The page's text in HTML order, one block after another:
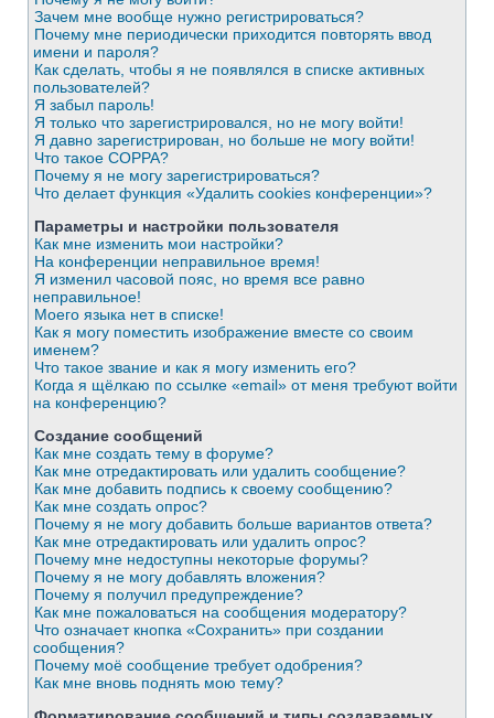
Зачем мне вообще нужно регистрироваться?
Почему мне периодически приходится повторять ввод
имени и пароля?
Как сделать, чтобы я не появлялся в списке активных
пользователей?
Я забыл пароль!
Я только что зарегистрировался, но не могу войти!
Я давно зарегистрирован, но больше не могу войти!
Что такое COPPA?
Почему я не могу зарегистрироваться?
Что делает функция «Удалить cookies конференции»?
Параметры и настройки пользователя
Как мне изменить мои настройки?
На конференции неправильное время!
Я изменил часовой пояс, но время все равно
неправильное!
Моего языка нет в списке!
Как я могу поместить изображение вместе со своим
именем?
Что такое звание и как я могу изменить его?
Когда я щёлкаю по ссылке «email» от меня требуют войти
на конференцию?
Создание сообщений
Как мне создать тему в форуме?
Как мне отредактировать или удалить сообщение?
Как мне добавить подпись к своему сообщению?
Как мне создать опрос?
Почему я не могу добавить больше вариантов ответа?
Как мне отредактировать или удалить опрос?
Почему мне недоступны некоторые форумы?
Почему я не могу добавлять вложения?
Почему я получил предупреждение?
Как мне пожаловаться на сообщения модератору?
Что означает кнопка «Сохранить» при создании
сообщения?
Почему моё сообщение требует одобрения?
Как мне вновь поднять мою тему?